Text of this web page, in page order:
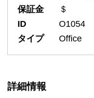
保証金
＄
ID
O1054
タイプ
Office
詳細情報